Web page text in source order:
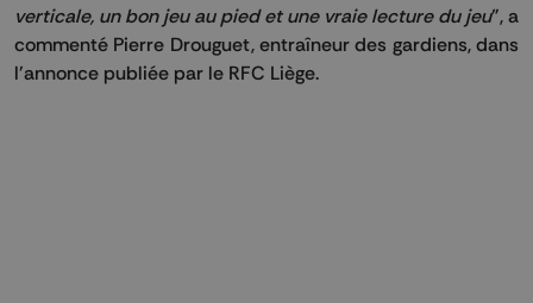
verticale, un bon jeu au pied et une vraie lecture du jeu", a
commenté Pierre Drouguet, entraîneur des gardiens, dans
l'annonce publiée par le RFC Liège.